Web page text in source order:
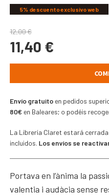
5% descuento exclusivo web
12,00€
11,40 €
Envío gratuito en pedidos
80€ en Baleares; o podéis
La Librería Claret estará
incluidos. Los envíos se
Portava en l’ànima la
valentia i audàcia sense